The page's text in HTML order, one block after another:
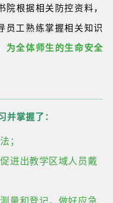
数据库
院根据相关防控资料，
员工熟练掌握相关知识
为全体师生的生命安全
并掌握了：
；
进出教学区域人员戴
量和登记，做好应急